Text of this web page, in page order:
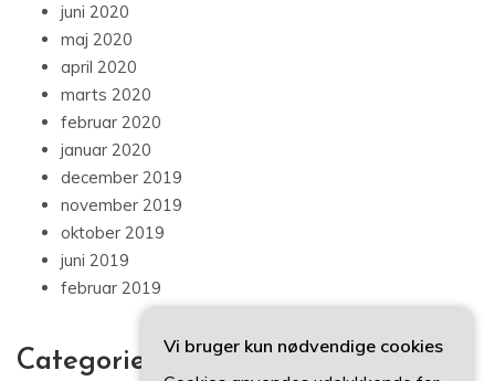
juni 2020
maj 2020
april 2020
marts 2020
februar 2020
januar 2020
december 2019
november 2019
oktober 2019
juni 2019
februar 2019
Categories
Vi bruger kun nødvendige cookies